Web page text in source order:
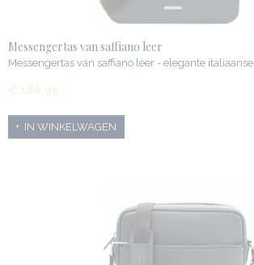
Messengertas van saffiano leer
Messengertas van saffiano leer - elegante italiaanse…
€ 188,99
IN WINKELWAGEN